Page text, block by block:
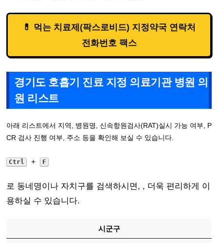
💊 먹는 치료제(팍스로비드) 지정약국 연락처
전화번호 팩스
경기도 호흡기 진료 지정 의료기관 병원 의
원 리스트
아래 리스트에서 지역, 병원명, 신속항원검사(RAT)실시 가능 여부, P
CR 검사 진행 여부, 주소 등을 확인해 보실 수 있습니다.
Ctrl + F
로 동네명이나 자치구를 검색하시면, , 더욱 편리하게 이
용하실 수 있습니다.
시군구